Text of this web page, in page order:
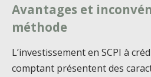
Avantages et
méthode
L’investissement en SCPI à
comptant présentent des